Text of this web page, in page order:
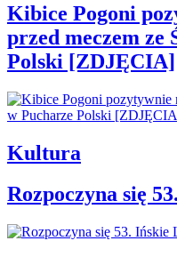
Kibice Pogoni
przed meczem ze
Polski [ZDJĘCIA]
Kultura
Rozpoczyna się